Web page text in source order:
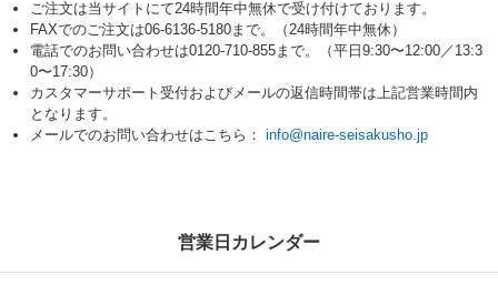
ご注文は当サイトにて24時間年中無休で受け付けております。
FAXでのご注文は06-6136-5180まで。（24時間年中無休）
電話でのお問い合わせは0120-710-855まで。（平日9:30〜12:00／13:3
0〜17:30）
カスタマーサポート受付およびメールの返信時間帯は上記営業時間内
となります。
メールでのお問い合わせはこちら： info@naire-seisakusho.jp
営業日カレンダー